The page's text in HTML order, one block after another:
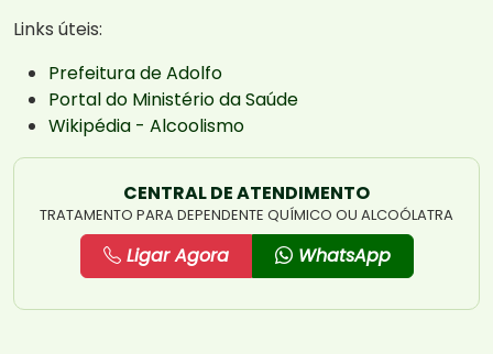
Links úteis:
Prefeitura de Adolfo
Portal do Ministério da Saúde
Wikipédia - Alcoolismo
CENTRAL DE ATENDIMENTO
TRATAMENTO PARA DEPENDENTE QUÍMICO OU ALCOÓLATRA
Ligar Agora WhatsApp